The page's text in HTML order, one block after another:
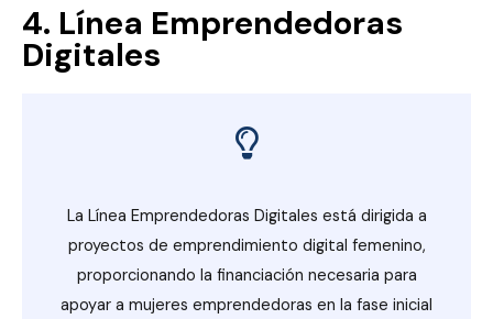
4. Línea Emprendedoras
Digitales
La Línea Emprendedoras Digitales está dirigida a
proyectos de emprendimiento digital femenino,
proporcionando la financiación necesaria para
apoyar a mujeres emprendedoras en la fase inicial